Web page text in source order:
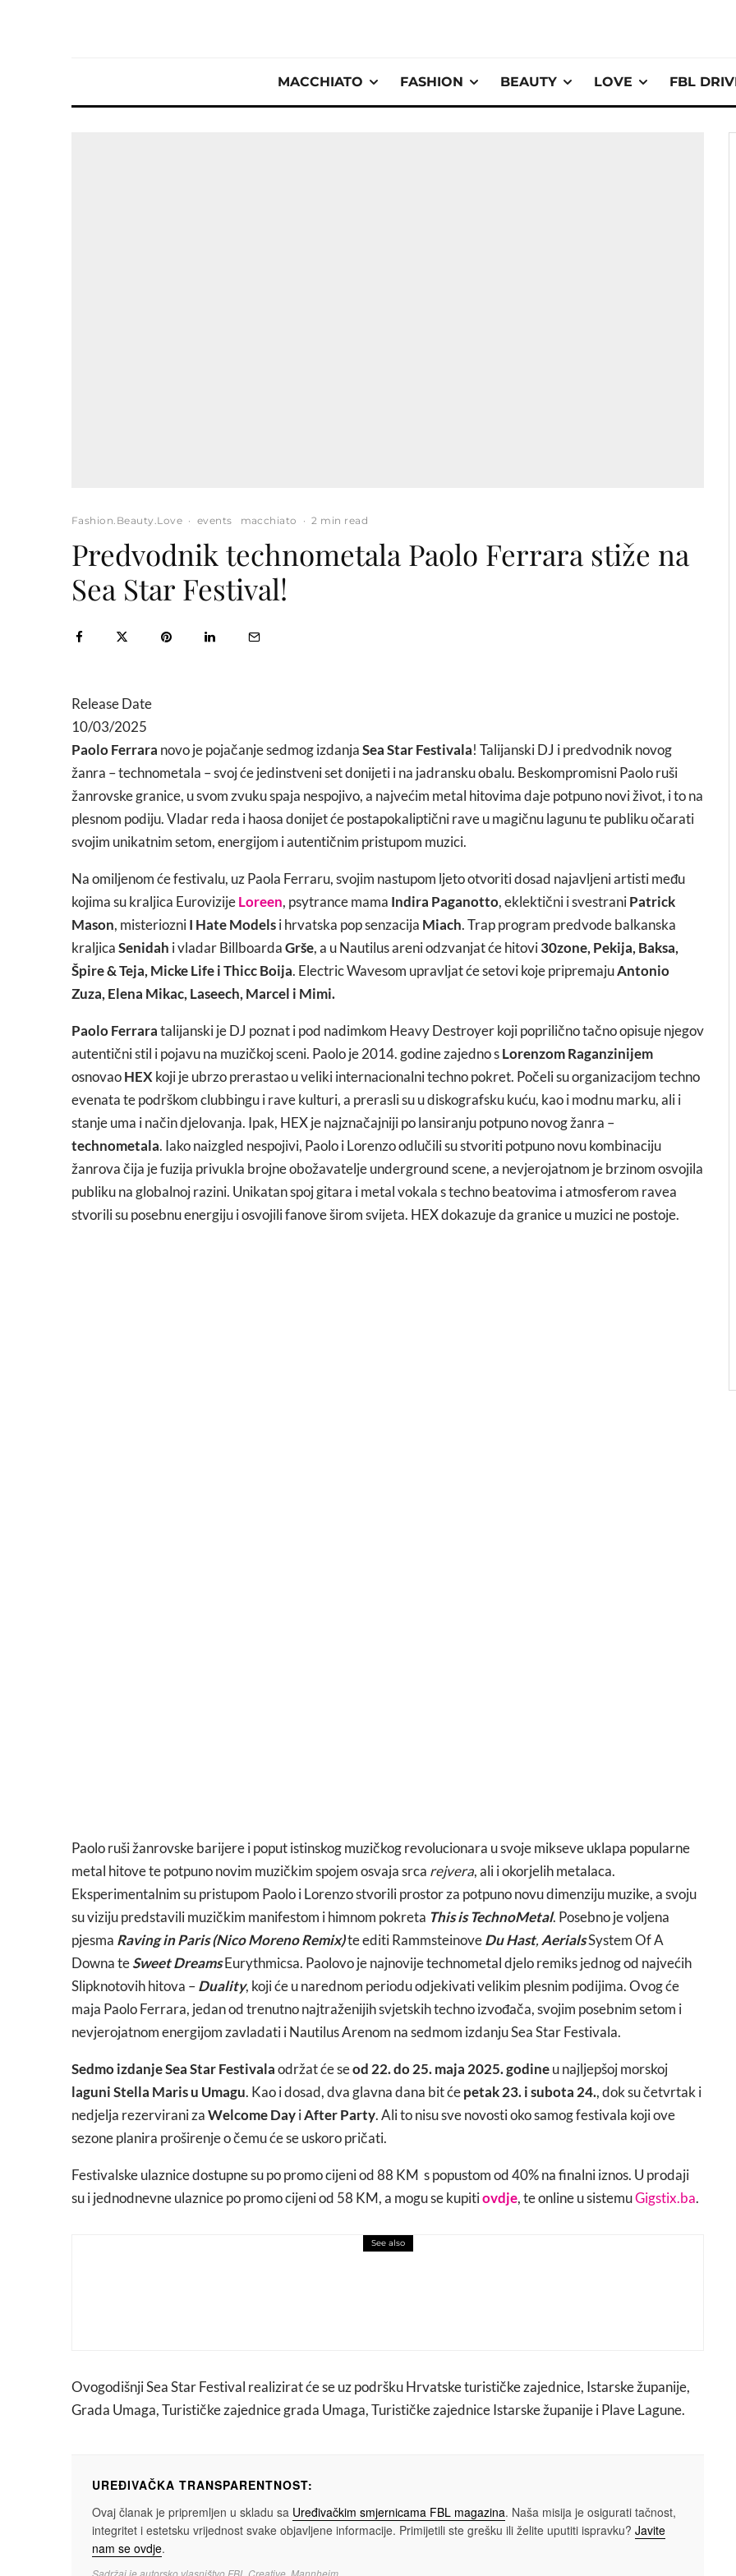
MACCHIATO FASHION BEAUTY LOVE FBL
Fashion.Beauty.Love · events macchiato · 2 min read
Predvodnik technometala Paolo Ferrara stiže na
Sea Star Festival!
Release Date
10/03/2025
Paolo Ferrara novo je pojačanje sedmog izdanjaSea Star Festivala! Talijanski DJ i predvodnik novog
žanra – technometala – svoj će jedinstveni set donijeti i na jadransku obalu. Beskompromisni Paolo ruši
žanrovske granice, u svom zvuku spaja nespojivo, a najvećim metal hitovima daje potpuno novi život, i to na
plesnom podiju. Vladar reda i haosa donijet će postapokaliptični rave u magičnu lagunu te publiku očarati
svojim unikatnim setom, energijom i autentičnim pristupom muzici.
Na omiljenom će festivalu, uz Paola Ferraru, svojim nastupom ljeto otvoriti dosad najavljeni artisti među
kojima su kraljica EurovizijeLoreen, psytrance mama Indira Paganotto, eklektični i svestraniPatrick
Mason, misteriozniI Hate Modelsi hrvatska pop senzacija Miach. Trap program predvode balkanska
kraljicaSenidah i vladar BillboardaGrše, a u Nautilus areni odzvanjat će hitovi30zone, Pekija, Baksa,
Špire & Teja, Micke Life i Thicc Boija. Electric Wavesom upravljat će setovi koje pripremajuAntonio
Zuza, Elena Mikac, Laseech, Marcel i Mimi.
Paolo Ferraratalijanski je DJ poznat i pod nadimkom Heavy Destroyer koji poprilično tačno opisuje njegov
autentični stil i pojavu na muzičkoj sceni. Paolo je 2014. godine zajedno sLorenzom Raganzinijem
osnovaoHEX koji je ubrzo prerastao u veliki internacionalni techno pokret. Počeli su organizacijom techno
evenata te podrškom clubbingu i rave kulturi, a prerasli su u diskografsku kuću, kao i modnu marku, ali i
stanje uma i način djelovanja. Ipak, HEX je najznačajniji po lansiranju potpuno novog žanra –
technometala. Iako naizgled nespojivi, Paolo i Lorenzo odlučili su stvoriti potpuno novu kombinaciju
žanrova čija je fuzija privukla brojne obožavatelje underground scene, a nevjerojatnom je brzinom osvojila
publiku na globalnoj razini. Unikatan spoj gitara i metal vokala s techno beatovima i atmosferom ravea
stvorili su posebnu energiju i osvojili fanove širom svijeta. HEX dokazuje da granice u muzici ne postoje.
Paolo ruši žanrovske barijere i poput istinskog muzičkog revolucionara u svoje mikseve uklapa popularne
metal hitove te potpuno novim muzičkim spojem osvaja srca rejvera, ali i okorjelih metalaca.
Eksperimentalnim su pristupom Paolo i Lorenzo stvorili prostor za potpuno novu dimenziju muzike, a svoju
su viziju predstavili muzičkim manifestom i himnom pokreta This is TechnoMetal. Posebno je voljena
pjesma Raving in Paris (Nico Moreno Remix)te editi RammsteinoveDu Hast, AerialsSystem Of A
Downa teSweet DreamsEurythmicsa. Paolovo je najnovije technometal djelo remiks jednog od najvećih
Slipknotovih hitova –Duality, koji će u narednom periodu odjekivati velikim plesnim podijima. Ovog će
maja Paolo Ferrara, jedan od trenutno najtraženijih svjetskih techno izvođača, svojim posebnim setom i
nevjerojatnom energijom zavladati i Nautilus Arenom na sedmom izdanju Sea Star Festivala.
Sedmo izdanje Sea Star Festivalaodržat će seod 22. do 25. maja 2025. godineu najljepšoj morskoj
laguni Stella Maris u Umagu. Kao i dosad, dva glavna dana bit ćepetak 23. i subota 24., dok su četvrtak i
nedjelja rezervirani zaWelcome DayiAfter Party. Ali to nisu sve novosti oko samog festivala koji ove
sezone planira proširenje o čemu će se uskoro pričati.
Festivalske ulaznice dostupne su po promo cijeni od 88 KM s popustom od 40% na finalni iznos. U prodaji
su i jednodnevne ulaznice po promo cijeni od 58 KM, a mogu se kupitiovdje, te online u sistemuGigstix.ba.
See also
Ovogodišnji Sea Star Festival realizirat će se uz podršku Hrvatske turističke zajednice, Istarske županije,
Grada Umaga, Turističke zajednice grada Umaga, Turističke zajednice Istarske županije i Plave Lagune.
UREĐIVAČKA TRANSPARENTNOST:
Ovaj članak je pripremljen u skladu sa Uređivačkim smjernicama FBL magazina. Naša misija je osigurati tačnost,
integritet i estetsku vrijednost svake objavljene informacije. Primijetili ste grešku ili želite uputiti ispravku? Javite
nam se ovdje.
Sadržaj je autorsko vlasništvo FBL Creative, Mannheim.